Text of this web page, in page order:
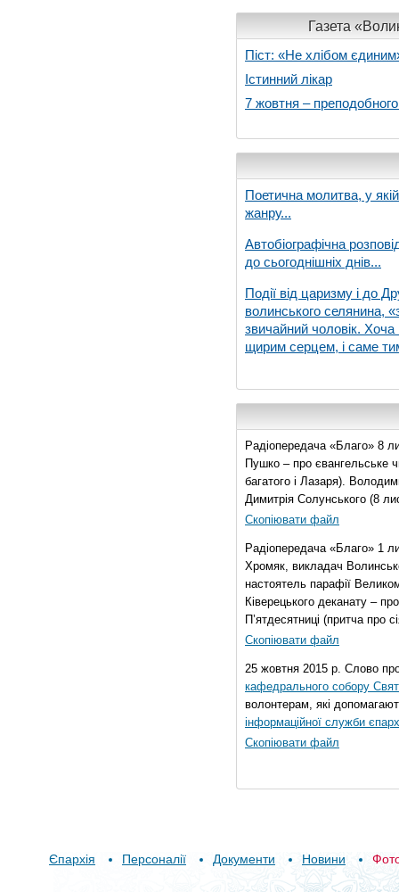
Газета
Піст: «Не хлібом
Істинний лікар
7 жовтня –
Поетична молитва, у
жанру...
Автобіографічна
до сьогоднішніх днів...
Події від царизму і до
волинського селянина,
звичайний чоловік. Хоча
щирим серцем, і саме
Радіопередача «Благо» 8
Пушко – про євангельське
багатого і Лазаря).
Димитрія Солунського (8
Скопіювати файл
Радіопередача «Благо» 1
Хромяк, викладач
настоятель парафії
Ківерецького деканату –
П’ятдесятниці (притча про
Скопіювати файл
25 жовтня 2015 р. Слово
кафедрального собору
волонтерам, які
інформаційної служби
Скопіювати файл
Єпархія Персоналії Документи Новини